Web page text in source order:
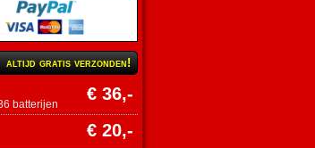
altijd gratis verzonden!
€ 36,-
batterijen
€ 20,-